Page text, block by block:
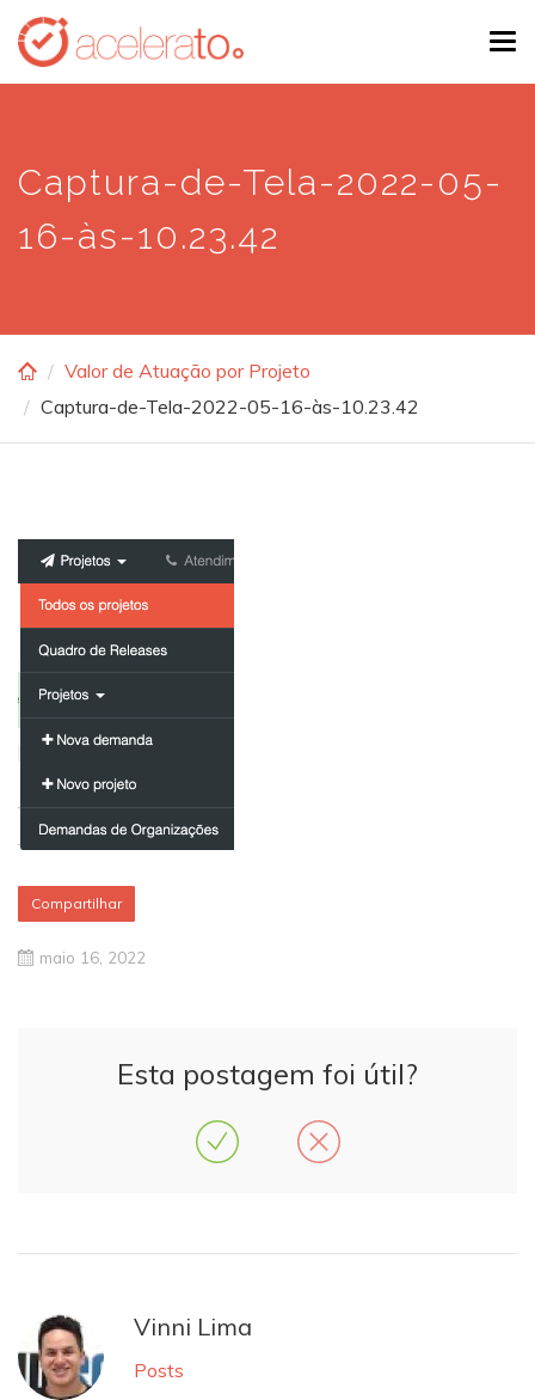
Skip
main
Captura-de-Tela-2022-05-
16-às-10.23.42
Valor de Atuação por Projeto
Captura-de-Tela-2022-05-16-às-10.23.42
Compartilhar
maio 16, 2022
Esta postagem foi útil?
Vinni Lima
Posts